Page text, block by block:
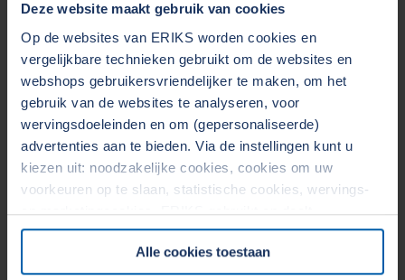
Deze website maakt gebruik van cookies
Op de websites van ERIKS worden cookies en
vergelijkbare technieken gebruikt om de websites en
webshops gebruikersvriendelijker te maken, om het
gebruik van de websites te analyseren, voor
wervingsdoeleinden en om (gepersonaliseerde)
advertenties aan te bieden. Via de instellingen kunt u
kiezen uit: noodzakelijke cookies, cookies om uw
voorkeuren op te slaan, statistische cookies, wervings-
en marketingcookies. ERIKS gebruikt en deelt
persoonsgegevens met Derden. Door op de OK-knop te
klikken, gaat u akkoord met het gebruik van alle cookies
en geeft u toestemming voor de bijbehorende verwerking
Alle cookies toestaan
Aandrijftechniek
Naar pagina